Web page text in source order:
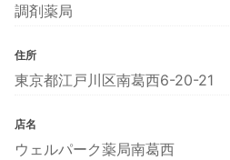
調剤薬局
住所
東京都江戸川区南葛西6-20-21
店名
ウェルパーク薬局南葛西